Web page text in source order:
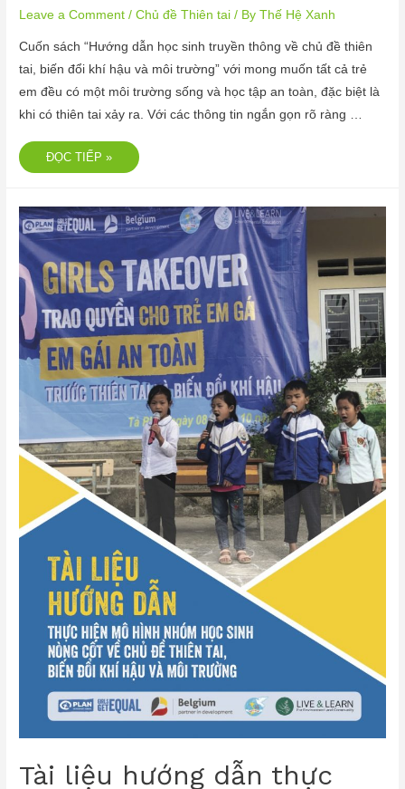
Leave a Comment /Chủ đề Thiên tai / ByThế Hệ Xanh
Cuốn sách “Hướng dẫn học sinh truyền thông về chủ đề thiên
tai, biến đổi khí hậu và môi trường” với mong muốn tất cả trẻ
em đều có một môi trường sống và học tập an toàn, đặc biệt là
khi có thiên tai xảy ra. Với các thông tin ngắn gọn rõ ràng …
ĐỌC TIẾP »
Tài liệu hướng dẫn thực